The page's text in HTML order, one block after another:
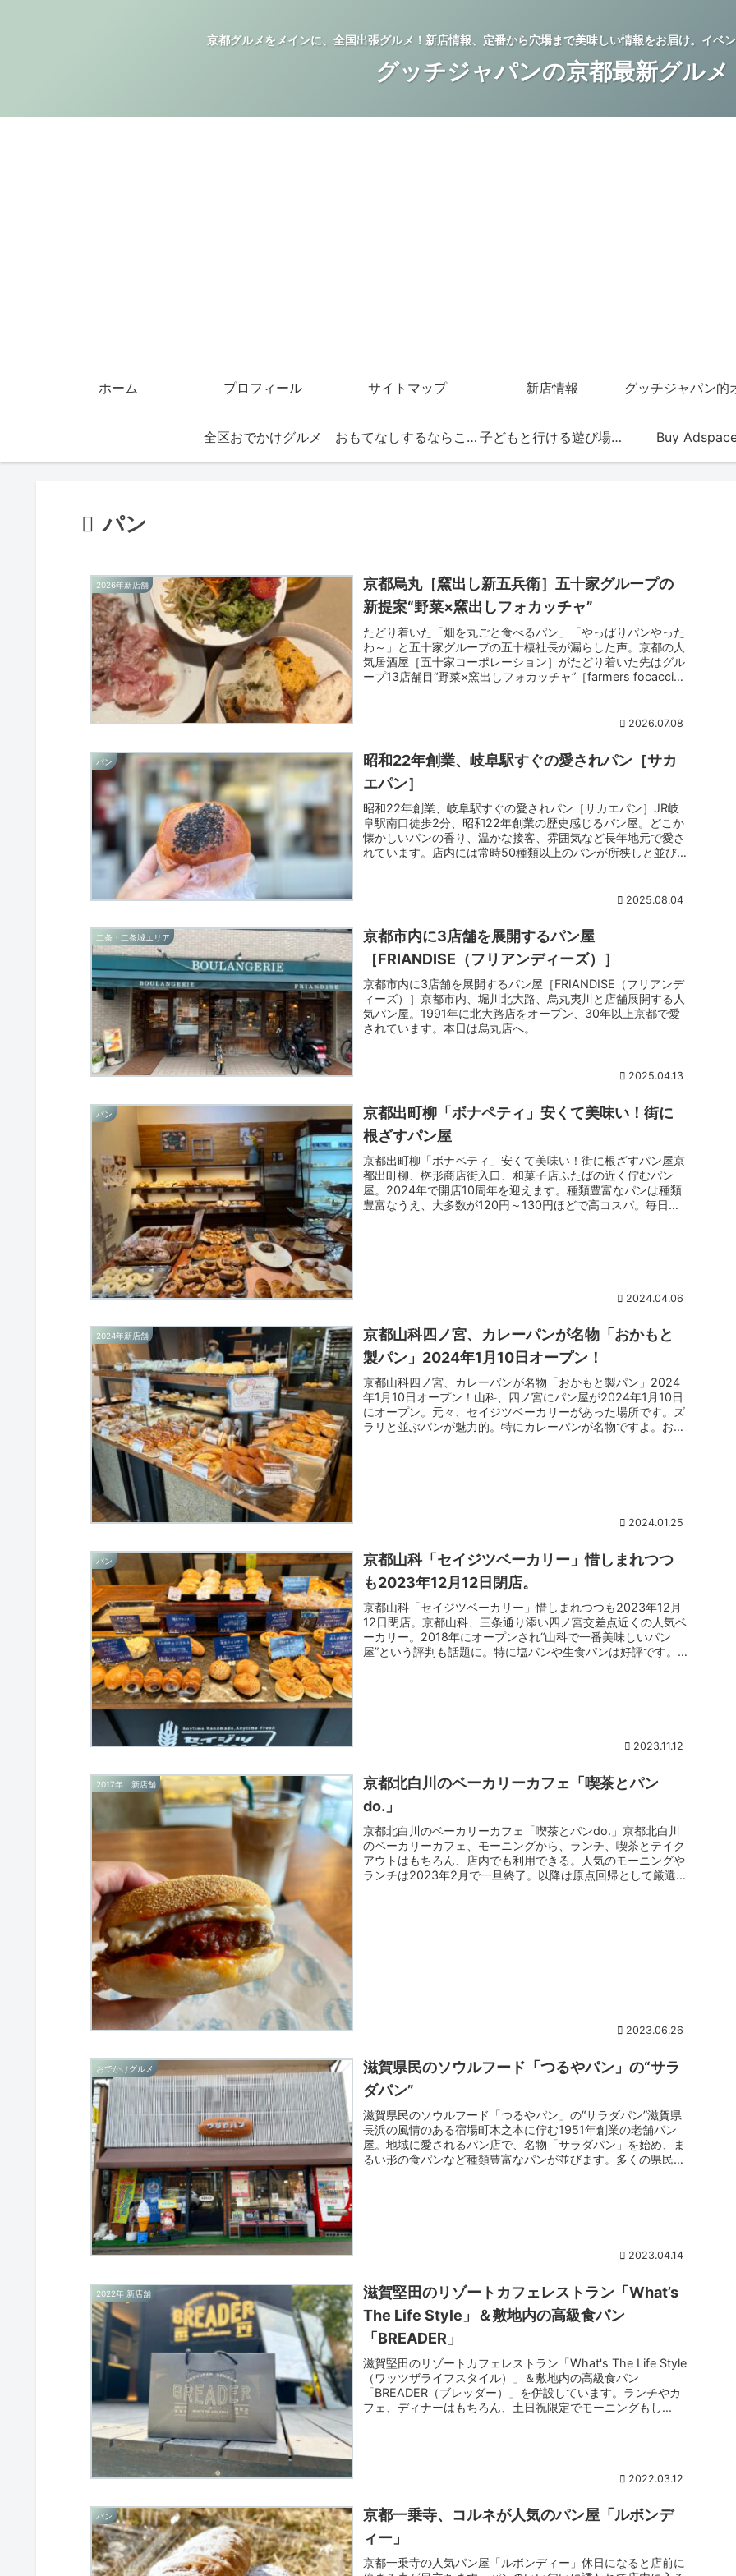
京都グルメをメインに、全国出張グルメ！新店情報、定番から穴場まで美味しい情報をお届け。イベ
グッチジャパンの京都最新グルメ
ホーム プロフィール サイトマップ 新店情報
全区おでかけグルメ おもてなしするならこの店 子どもと行ける遊び場・お店 Buy
パン
2026年新店舗
京都烏丸［窯出し新五兵衛］五十家グループの
新提案“野菜×窯出しフォカッチャ”
たどり着いた「畑を丸ごと食べるパン」「やっぱりパンやった
わ～」と五十家グループの五十棲社長が漏らした声。京都の人
気居酒屋［五十家コーポレーション］がたどり着いた先はグル
ープ13店舗目“野菜×窯出しフォカッチャ”［farmers focaccia
い」との五十棲社長の声からスタートしたプロジェクト。窯焼
「新五兵衛」とは昔の農家だった実家に代々受け継がれてきた
由緒ある屋号。子どもの頃の想い残る屋号を使うとあって、意
気込みを感じます
2026.07.08
パン
昭和22年創業、岐阜駅すぐの愛されパン［サカ
エパン］
昭和22年創業、岐阜駅すぐの愛されパン［サカエパン］JR岐
阜駅南口徒歩2分、昭和22年創業の歴史感じるパン屋。どこか
懐かしいパンの香り、温かな接客、雰囲気など長年地元で愛さ
れています。店内には常時50種類以上のパンが所狭しと並び
2025.08.04
二条・二条城エリア
京都市内に3店舗を展開するパン屋
［FRIANDISE（フリアンディーズ）］
京都市内に3店舗を展開するパン屋［FRIANDISE（フリアンデ
ィーズ）］京都市内、堀川北大路、烏丸夷川と店舗展開する人
気パン屋。1991年に北大路店をオープン、30年以上京都で愛
されています。本日は烏丸店へ。
2025.04.13
パン
京都出町柳「ボナペティ」安くて美味い！街に
根ざすパン屋
京都出町柳「ボナペティ」安くて美味い！街に根ざすパン屋京
都出町柳、桝形商店街入口、和菓子店ふたばの近く佇むパン
屋。2024年で開店10周年を迎えます。種類豊富なパンは種類
豊富なうえ、大多数が120円～130円ほどで高コスパ。毎日で
2024.04.06
2024年新店舗
京都山科四ノ宮、カレーパンが名物「おかもと
製パン」2024年1月10日オープン！
京都山科四ノ宮、カレーパンが名物「おかもと製パン」2024
年1月10日オープン！山科、四ノ宮にパン屋が2024年1月10日
にオープン。元々、セイジツベーカリーがあった場所です。ズ
ラリと並ぶパンが魅力的。特にカレーパンが名物ですよ。お手
2024.01.25
パン
京都山科「セイジツベーカリー」惜しまれつつ
も2023年12月12日閉店。
京都山科「セイジツベーカリー」惜しまれつつも2023年12月
12日閉店。京都山科、三条通り添い四ノ宮交差点近くの人気ベ
ーカリー。2018年にオープンされ“山科で一番美味しいパン
屋”という評判も話題に。特に塩パンや生食パンは好評です。
2023.11.12
2017年 新店舗
京都北白川のベーカリーカフェ「喫茶とパン
do.」
京都北白川のベーカリーカフェ「喫茶とパンdo.」京都北白川
のベーカリーカフェ、モーニングから、ランチ、喫茶とテイク
アウトはもちろん、店内でも利用できる。人気のモーニングや
ランチは2023年2月で一旦終了。以降は原点回帰として厳選素
2023.06.26
おでかけグルメ
滋賀県民のソウルフード「つるやパン」の“サラ
ダパン”
滋賀県民のソウルフード「つるやパン」の“サラダパン”滋賀県
長浜の風情のある宿場町木之本に佇む1951年創業の老舗パン
屋。地域に愛されるパン店で、名物「サラダパン」を始め、ま
るい形の食パンなど種類豊富なパンが並びます。多くの県民が
2023.04.14
2022年 新店舗
滋賀堅田のリゾートカフェレストラン「What’s
The Life Style」＆敷地内の高級食パン
「BREADER」
滋賀堅田のリゾートカフェレストラン「What's The Life Style
（ワッツザライフスタイル）」＆敷地内の高級食パン
「BREADER（ブレッダー）」を併設しています。ランチやカ
フェ、ディナーはもちろん、土日祝限定でモーニングもし...
2022.03.12
パン
京都一乗寺、コルネが人気のパン屋「ルボンデ
ィー」
京都一乗寺の人気パン屋「ルボンディー」休日になると店前に